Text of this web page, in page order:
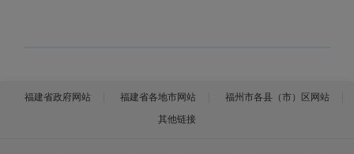
福建省政府网站 福建省各地市网站
福州市各县（市）区网站
其他链接